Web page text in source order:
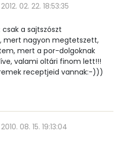
525 micro
0 mg
2 mg
2012. 02. 22. 18:53:35
csak a sajtszószt
mert nagyon megtetszett,
mert a por-dolgoknak
valami oltári finom lett!!!
receptjeid vannak:-)))
2010. 08. 15. 19:13:04